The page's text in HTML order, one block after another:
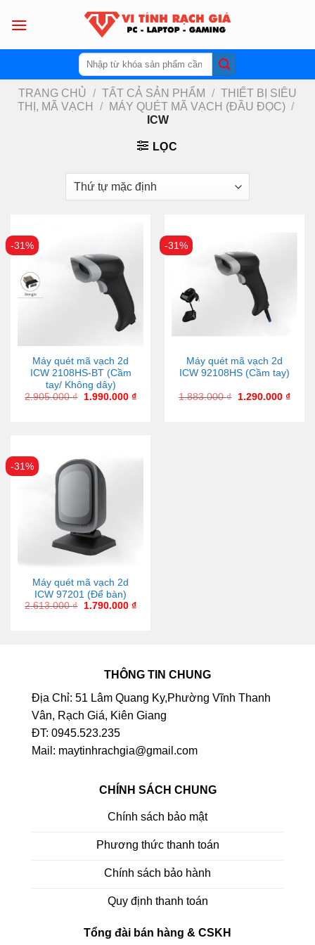
Tìm
kiếm:
TRANG CHỦ / TẤT CẢ SẢN PHẨM / THIẾT BỊ SIÊU
THỊ, MÃ VẠCH
/ MÁY QUÉT MÃ VẠCH (ĐẦU ĐỌC) /
ICW
LỌC
-31%
Máy quét mã vạch 2d
ICW 2108HS-BT (Cầm
tay/ Không dây)
2.905.000₫ 1.990.000 ₫
-31%
Máy quét mã vạch 2d
ICW 92108HS (Cầm tay)
1.883.000₫ 1.290.000 ₫
-31%
Máy quét mã vạch 2d
ICW 97201 (Để bàn)
2.613.000₫ 1.790.000 ₫
THÔNG TIN CHUNG
Địa Chỉ: 51 Lâm Quang Ky,Phường Vĩnh Thanh
Vân, Rạch Giá, Kiên Giang
ĐT: 0945.523.235
Mail: maytinhrachgia@gmail.com
CHÍNH SÁCH CHUNG
Chính sách bảo mật
Phương thức thanh toán
Chính sách bảo hành
Quy định thanh toán
Tổng đài bán hàng & CSKH